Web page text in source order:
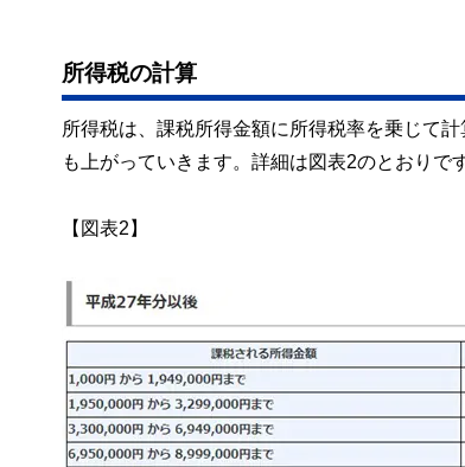
所得税の計算
所得税は、課税所得金額に所得税率を乗じて
も上がっていきます。詳細は図表2のとおりで
【図表2】